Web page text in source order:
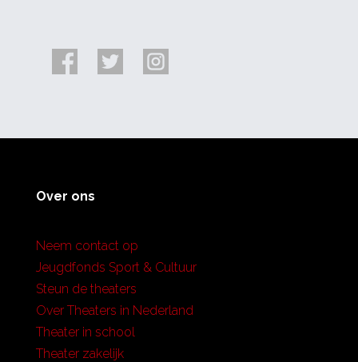
Over ons
Neem contact op
Jeugdfonds Sport & Cultuur
Steun de theaters
Over Theaters in Nederland
Theater in school
Theater zakelijk